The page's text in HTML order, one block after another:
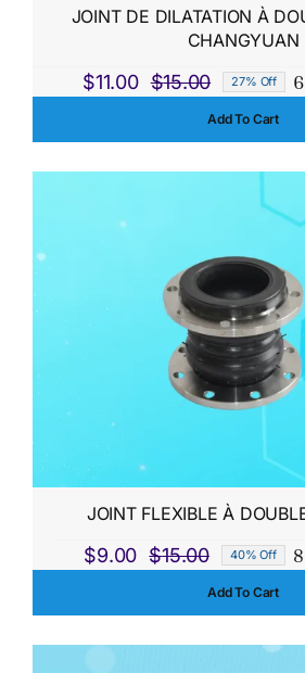
JOINT DE DILATATION À
CHANGYUAN
$15.00
Le
prix
$15.00.
$11.00
Le
prix
$11.00.
27% Off
Add To Cart
JOINT FLEXIBLE À
$15.00
Le
prix
$9.00
Le
prix
40% Off
Add To Cart